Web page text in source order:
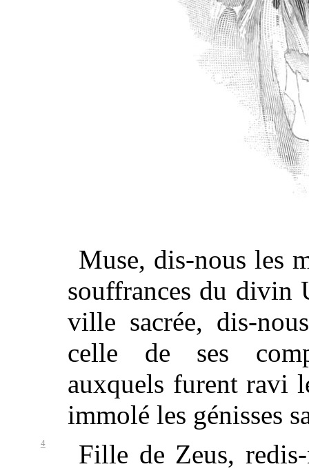
Muse, dis-nous les
souffrances du divin
ville sacrée, dis-
celle de ses
auxquels furent ravi
immolé les génisses
4
Fille de Zeus,